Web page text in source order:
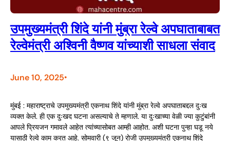
उपमुख्यमंत्री शिंदे यांनी मुंब्रा रेल्वे अपघाताबाबत
रेल्वेमंत्री अश्विनी वैष्णव यांच्याशी साधला संवाद
June 10, 2025•
मुंबई : महाराष्ट्राचे उपमुख्यमंत्री एकनाथ शिंदे यांनी मुंब्रा रेल्वे अपघाताबद्दल दुःख
व्यक्त केले. ही एक दुःखद घटना असल्याचे ते म्हणाले. या दुःखाच्या वेळी ज्या कुटुंबांनी
आपले प्रियजन गमावले आहेत त्यांच्यासोबत आम्ही आहोत. अशी घटना पुन्हा घडू नये
यासाठी रेल्वे काम करत आहे. सोमवारी (९ जून) रोजी उपमुख्यमंत्री एकनाथ शिंदे